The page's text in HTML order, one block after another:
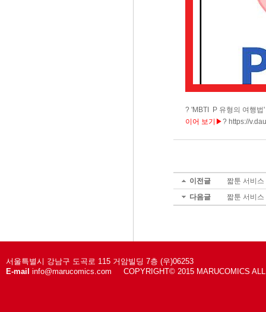
? 'MBTI P 유형의 여행법'
이어 보기 ▶? https://
이전글
짧툰 서비스
다음글
짧툰 서비
서울특별시 강남구 도곡로 115 거암빌딩 7층 (우)06253
E-mail info@marucomics.com COPYRIGHT© 2015 MARUCOMICS